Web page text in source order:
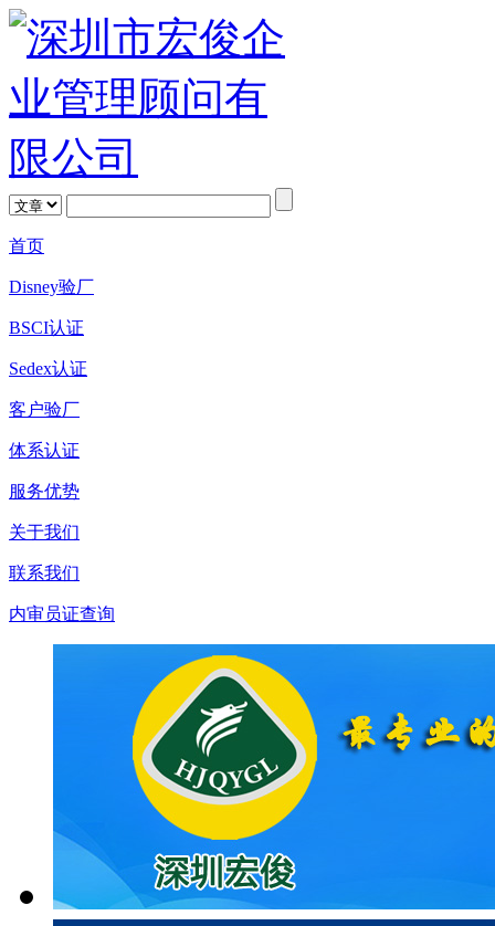
首页
Disney验厂
BSCI认证
Sedex认证
客户验厂
体系认证
服务优势
关于我们
联系我们
内审员证查询